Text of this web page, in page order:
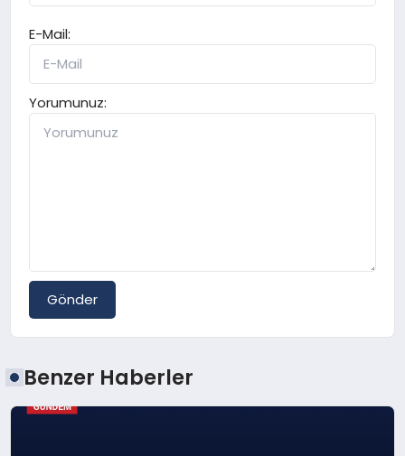
E-Mail:
Yorumunuz:
Gönder
Benzer Haberler